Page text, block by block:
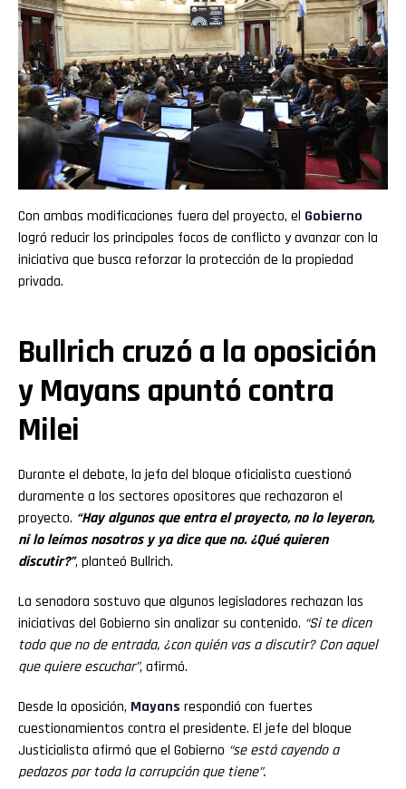
Con ambas modificaciones fuera del proyecto, el Gobierno
logró reducir los principales focos de conflicto y avanzar con la
iniciativa que busca reforzar la protección de la propiedad
privada.
Bullrich cruzó a la oposición
y Mayans apuntó contra
Milei
Durante el debate, la jefa del bloque oficialista cuestionó
duramente a los sectores opositores que rechazaron el
proyecto. “Hay algunos que entra el proyecto, no lo leyeron,
ni lo leímos nosotros y ya dice que no. ¿Qué quieren
discutir?”, planteó Bullrich.
La senadora sostuvo que algunos legisladores rechazan las
iniciativas del Gobierno sin analizar su contenido. “Si te dicen
todo que no de entrada, ¿con quién vas a discutir? Con aquel
que quiere escuchar”, afirmó.
Desde la oposición, Mayans respondió con fuertes
cuestionamientos contra el presidente. El jefe del bloque
Justicialista afirmó que el Gobierno “se está cayendo a
pedazos por toda la corrupción que tiene”.